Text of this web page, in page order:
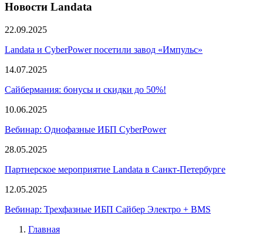
Новости Landata
22.09.2025
Landata и CyberPower посетили завод «Импульс»
14.07.2025
Сайбермания: бонусы и скидки до 50%!
10.06.2025
Вебинар: Однофазные ИБП CyberPower
28.05.2025
Партнерское мероприятие Landata в Санкт-Петербурге
12.05.2025
Вебинар: Трехфазные ИБП Сайбер Электро + BMS
Главная